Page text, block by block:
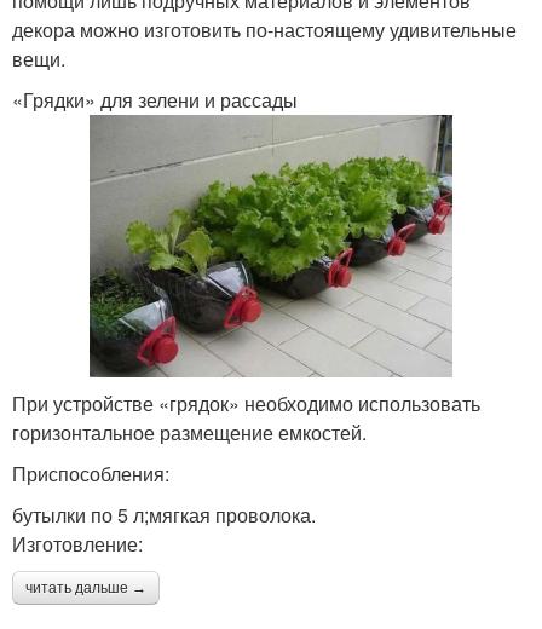
декора можно изготовить по-настоящему удивительные
вещи.
«Грядки» для зелени и рассады
При устройстве «грядок» необходимо использовать
горизонтальное размещение емкостей.
Приспособления:
бутылки по 5 л;мягкая проволока.
Изготовление:
читать дальше →